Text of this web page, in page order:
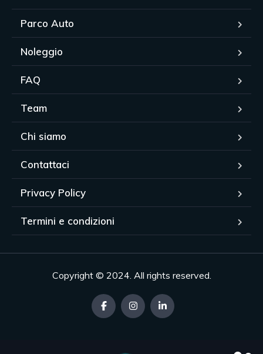
Parco Auto
Noleggio
FAQ
Team
Chi siamo
Contattaci
Privacy Policy
Termini e condizioni
Copyright © 2024. All rights reserved.